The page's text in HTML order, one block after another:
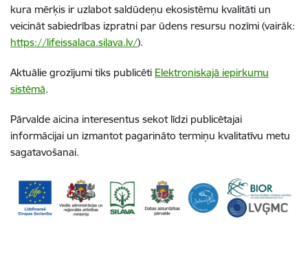
kura mērķis ir uzlabot saldūdeņu ekosistēmu kvalitāti un
veicināt sabiedrības izpratni par ūdens resursu nozīmi (vairāk:
https://lifeissalaca.silava.lv/).
Aktuālie grozījumi tiks publicēti Elektroniskajā iepirkumu
sistēmā.
Pārvalde aicina interesentus sekot līdzi publicētajai
informācijai un izmantot pagarināto termiņu kvalitatīvu metu
sagatavošanai.